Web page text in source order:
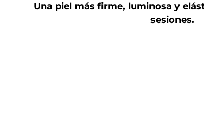
Una piel más firme, luminosa y
sesiones.